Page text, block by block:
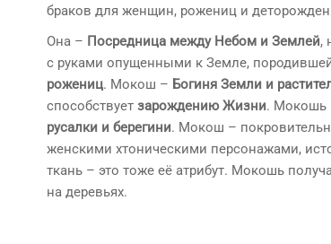
браков для женщин, рожениц и
Она – Посредница между Небом и Землей,
с руками опущенными к Земле,
рожениц. Мокош – Богиня Земли и
способствует зарождению Жизни. Мокошь
русалки и берегини. Мокош –
женскими хтоническими персонажами,
ткань – это тоже её атрибут. Мокошь
на деревьях.